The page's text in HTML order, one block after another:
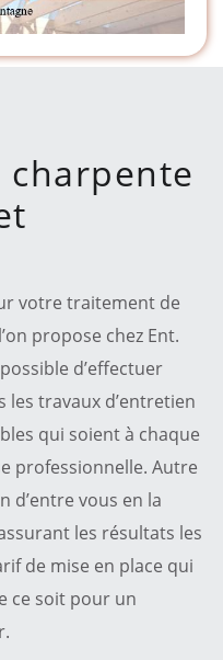
votre traitement de
propose chez Ent.
d’effectuer
travaux d’entretien
qui soient à chaque
professionnelle. Autre
d’entre vous en la
les résultats les
de mise en place qui
ce soit pour un